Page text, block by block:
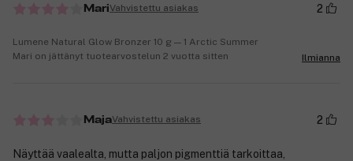
MariVahvistettu asiakas 2
Lumene Natural Glow Bronzer 10 g — 1 Arctic Summer
Mari on jättänyt tuotearvostelun 2 vuotta sitten
Ilmianna
MajaVahvistettu asiakas 2
Näyttää vaalealta, mutta paljon pigmenttiä tarkoittaa,